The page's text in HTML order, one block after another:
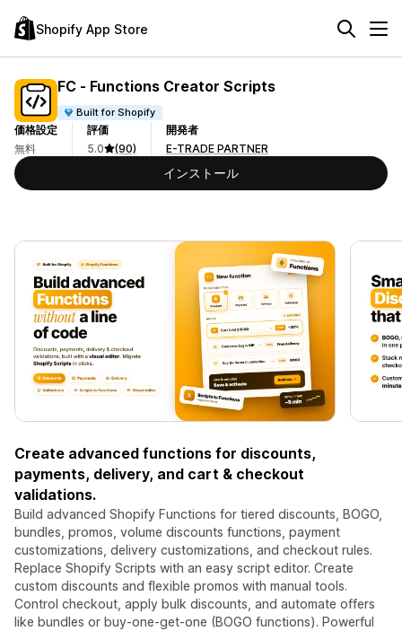
Shopify App Store
FC ‑ Functions Creator Scripts
Built for Shopify
価格設定
無料
評価
5.0
(90)
開発者
E-TRADE PARTNER
インストール
Create advanced functions for discounts,
payments, delivery, and cart & checkout
validations.
Build advanced Shopify Functions for tiered discounts, BOGO,
bundles, promos, volume discounts functions, payment
customizations, delivery customizations, and checkout rules.
Replace Shopify Scripts with an easy script editor. Create
custom discounts and flexible promos with manual tools.
Control checkout, apply bulk discounts, and automate offers
like bundles or buy-one-get-one (BOGO functions). Powerful